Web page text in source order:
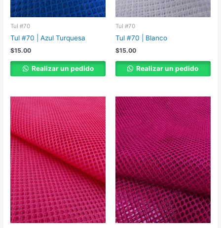
Tul #70
Tul #70 | Azul Turquesa
$15.00
Realizar un pedido
Tul #70
Tul #70 | Blanco
$15.00
Realizar un pedido